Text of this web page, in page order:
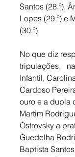
Santos (28.º),
Lopes (29.º) e
(30.º).
No que diz
tripulações,
Infantil,
Cardoso
ouro e a dupla
Martim
Ostrovsky a
Guedelha
Baptista